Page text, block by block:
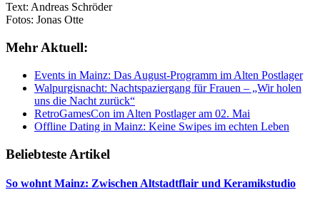
Text: Andreas Schröder
Fotos: Jonas Otte
Mehr Aktuell:
Events in Mainz: Das August-Programm im Alten Postlager
Walpurgisnacht: Nachtspaziergang für Frauen – „Wir holen
uns die Nacht zurück“
RetroGamesCon im Alten Postlager am 02. Mai
Offline Dating in Mainz: Keine Swipes im echten Leben
Beliebteste Artikel
So wohnt Mainz: Zwischen Altstadtflair und Keramikstudio